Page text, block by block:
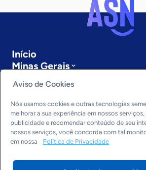
Início
Minas Gerais
Últimas notícias
Entre em contato
Editorias
Economia & Política
Inovação & Tecnologia
Aviso de Cookies
Nós usamos cookies e outras tecnologias
melhorar a sua experiência em nossos
publicidade e recomendar conteúdo de seu
nossos serviços, você concorda com tal
em nossa
Política de Privacidade